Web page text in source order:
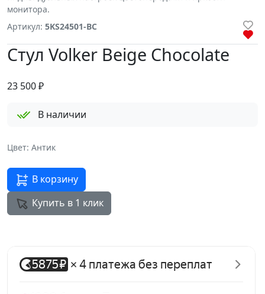
монитора.
Артикул: 5KS24501-BC
Стул Volker Beige Chocolate
23 500₽
В наличии
Цвет: Антик
В корзину
Купить в 1 клик